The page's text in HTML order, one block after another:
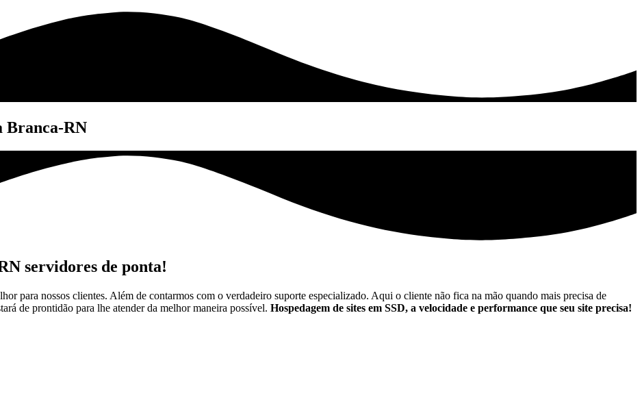
Branca-RN
servidores de ponta!
para nossos clientes. Além de contarmos com o verdadeiro suporte especializado. Aqui o cliente não fica na mão quando mais precisa de
de prontidão para lhe atender da melhor maneira possível. Hospedagem de sites em SSD, a velocidade e performance que seu site precisa!